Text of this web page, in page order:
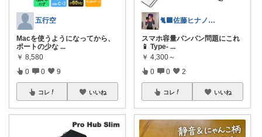
五行空
Macを使うようになってから、
ポートの少な ...
￥ 8,580
0 0 9
コレ いいね
🐈‍⬛佐藤ヒナノ@ガジェット×ゲーマー
スマホ容量パンパン問題にこれ
📱 Type- ...
￥ 4,300～
0 0 2
コレ いいね